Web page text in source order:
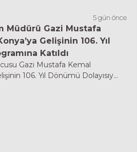
5 gün önce
Müdürü Gazi Mustafa
Gelişinin 106. Yıl
Katıldı
Gazi Mustafa Kemal
106. Yıl Dönümü Dolayısıy...